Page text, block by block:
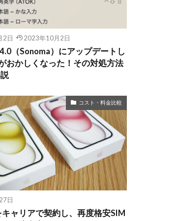
2日 2023年10月2日
（Sonoma）にアップデートし
おかしくなった！その対処方法
コスト・料金比較
日
ャリアで契約し、再度格安SIM